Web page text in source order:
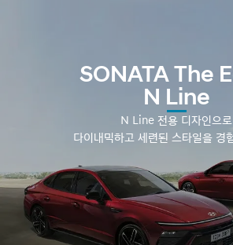
SONATA The
N Line
N Line 전용 디자인으로
다이내믹하고 세련된 스타일을 경